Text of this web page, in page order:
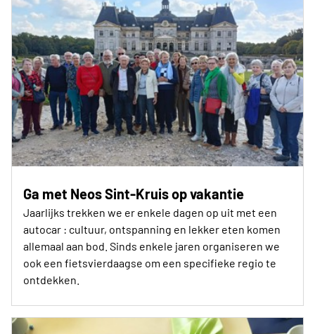
Ga met Neos Sint-Kruis op vakantie
Jaarlijks trekken we er enkele dagen op uit met een
autocar : cultuur, ontspanning en lekker eten komen
allemaal aan bod. Sinds enkele jaren organiseren we
ook een fietsvierdaagse om een specifieke regio te
ontdekken.